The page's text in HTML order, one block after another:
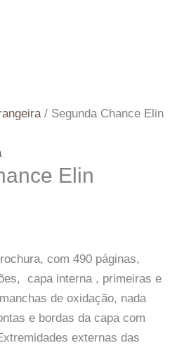
/ Segunda Chance Elin
Elin
com 490 páginas,
capa interna , primeiras e
de oxidação, nada
e bordas da capa com
externas das